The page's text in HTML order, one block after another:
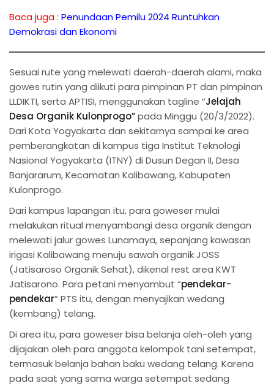
Baca juga: Penundaan Pemilu 2024 Runtuhkan
Demokrasi dan Ekonomi
Sesuai rute yang melewati daerah-daerah alami, maka
gowes rutin yang diikuti para pimpinan PT dan pimpinan
LLDIKTI, serta APTISI, menggunakan tagline “Jelajah
Desa Organik Kulonprogo”pada Minggu (20/3/2022).
Dari Kota Yogyakarta dan sekitarnya sampai ke area
pemberangkatan di kampus tiga Institut Teknologi
Nasional Yogyakarta (ITNY) di Dusun Degan II, Desa
Banjararum, Kecamatan Kalibawang, Kabupaten
Kulonprogo.
Dari kampus lapangan itu, para goweser mulai
melakukan ritual menyambangi desa organik dengan
melewati jalur gowes Lunamaya, sepanjang kawasan
irigasi Kalibawang menuju sawah organik JOSS
(Jatisaroso Organik Sehat), dikenal rest area KWT
Jatisarono. Para petani menyambut “pendekar-
pendekar” PTS itu, dengan menyajikan wedang
(kembang) telang.
Di area itu, para goweser bisa belanja oleh-oleh yang
dijajakan oleh para anggota kelompok tani setempat,
termasuk belanja bahan baku wedang telang. Karena
pada saat yang sama warga setempat sedang